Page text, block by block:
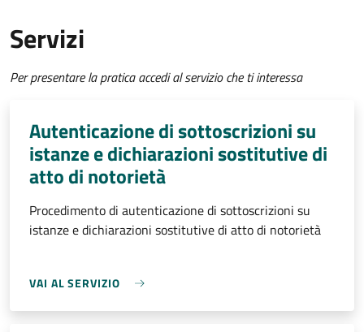
Servizi
Per presentare la pratica accedi al servizio che ti interessa
Autenticazione di sottoscrizioni su
istanze e dichiarazioni sostitutive di
atto di notorietà
Procedimento di autenticazione di sottoscrizioni su
istanze e dichiarazioni sostitutive di atto di notorietà
VAI AL SERVIZIO